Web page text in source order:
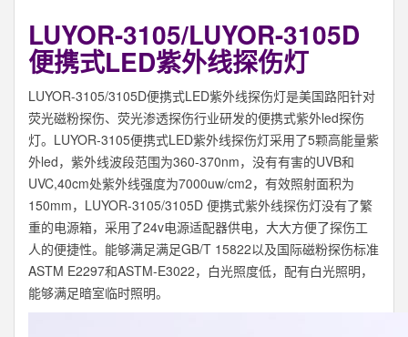
LUYOR-3105/LUYOR-3105D
便携式LED紫外线探伤灯
LUYOR-3105/3105D便携式LED紫外线探伤灯是美国路阳针对
荧光磁粉探伤、荧光渗透探伤行业研发的便携式紫外led探伤
灯。LUYOR-3105便携式LED紫外线探伤灯采用了5颗高能量紫
外led，紫外线波段范围为360-370nm，没有有害的UVB和
UVC,40cm处紫外线强度为7000uw/cm2，有效照射面积为
150mm，LUYOR-3105/3105D 便携式紫外线探伤灯没有了繁
重的电源箱，采用了24v电源适配器供电，大大方便了探伤工
人的便捷性。能够满足满足GB/T 15822以及国际磁粉探伤标准
ASTM E2297和ASTM-E3022，白光照度低，配有白光照明，
能够满足暗室临时照明。